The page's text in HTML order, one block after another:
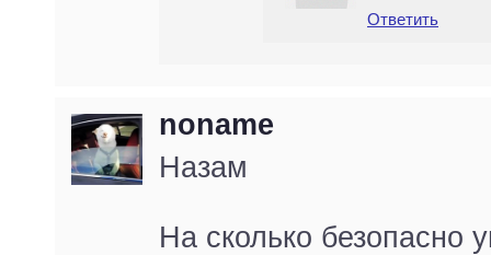
Ответить
noname
Назам
На сколько безопасно